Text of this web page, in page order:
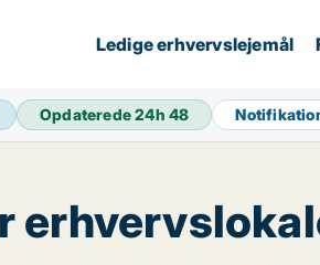
Ledige erhvervslejemål
Opdaterede 24h48